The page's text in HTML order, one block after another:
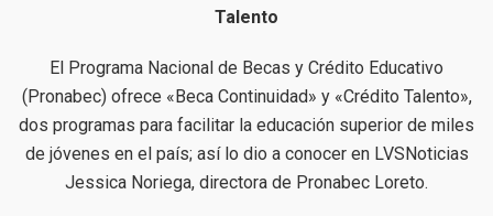
Talento
El Programa Nacional de Becas y Crédito Educativo
(Pronabec) ofrece «Beca Continuidad» y «Crédito Talento»,
dos programas para facilitar la educación superior de miles
de jóvenes en el país; así lo dio a conocer en LVSNoticias
Jessica Noriega, directora de Pronabec Loreto.